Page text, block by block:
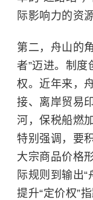
际影响力的资
第二，舟山的
者”迈进。制度
权。近年来，
接、离岸贸易
河，保税船燃
特别强调，要
大宗商品价格
际规则到输出
提升“定价权”